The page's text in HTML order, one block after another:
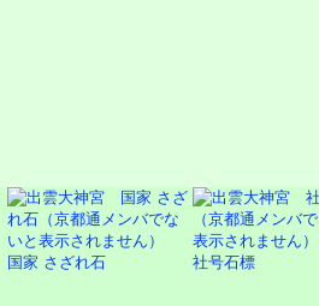
国家 さざれ石 社号石標